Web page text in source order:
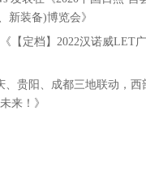
新装备)博览会》
【定档】2022汉诺威LET
、贵阳、成都三地联动，西
来！ 》